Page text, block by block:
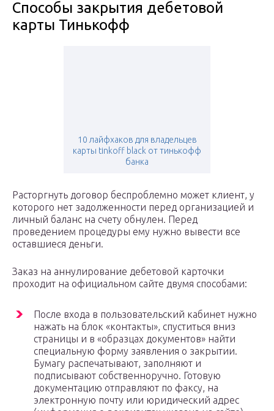
Способы закрытия дебетовой
карты Тинькофф
10 лайфхаков для владельцев
карты tinkoff black от тинькофф
банка
Расторгнуть договор беспроблемно может клиент, у
которого нет задолженности перед организацией и
личный баланс на счету обнулен. Перед
проведением процедуры ему нужно вывести все
оставшиеся деньги.
Заказ на аннулирование дебетовой карточки
проходит на официальном сайте двумя способами:
После входа в пользовательский кабинет нужно
нажать на блок «контакты», спуститься вниз
страницы и в «образцах документов» найти
специальную форму заявления о закрытии.
Бумагу распечатывают, заполняют и
подписывают собственноручно. Готовую
документацию отправляют по факсу, на
электронную почту или юридический адрес